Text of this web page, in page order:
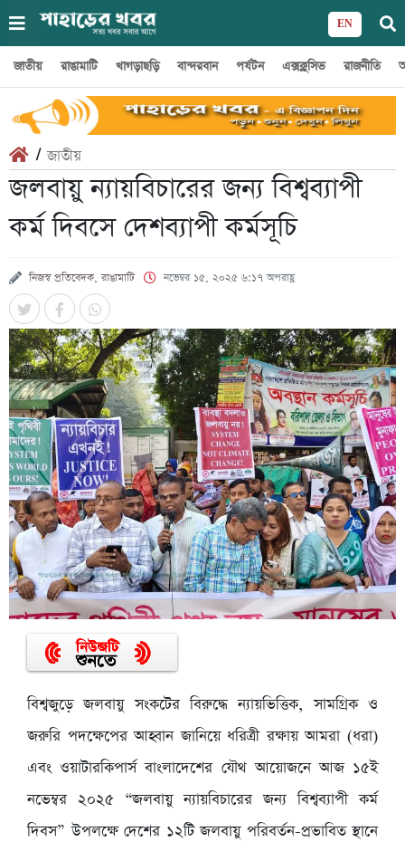
EN
জাতীয় রাঙামাটি খাগড়াছড়ি বান্দরবান পর্যটন এক্সক্লুসিভ রাজনীতি
/জাতীয়
জলবায়ু ন্যায়বিচারের জন্য বিশ্বব্যাপী
কর্ম দিবসে দেশব্যাপী কর্মসূচি
নিজস্ব প্রতিবেদক, রাঙামাটি নভেম্বর ১৫, ২০২৫ ৬:১৭ অপরাহ্ণ
বিশ্বজুড়ে জলবায়ু সংকটের বিরুদ্ধে ন্যায়ভিত্তিক, সামগ্রিক ও
জরুরি পদক্ষেপের আহ্বান জানিয়ে ধরিত্রী রক্ষায় আমরা (ধরা)
এবং ওয়াটারকিপার্স বাংলাদেশের যৌথ আয়োজনে আজ ১৫ই
নভেম্বর ২০২৫ “জলবায়ু ন্যায়বিচারের জন্য বিশ্বব্যাপী কর্ম
দিবস” উপলক্ষে দেশের ১২টি জলবায়ু পরিবর্তন-প্রভাবিত স্থানে